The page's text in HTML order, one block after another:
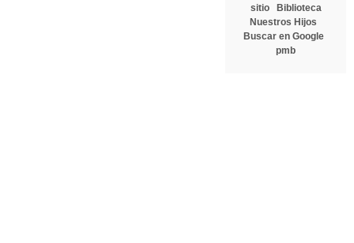
sitio
Biblioteca
Nuestros Hijos
Buscar en Google
pmb